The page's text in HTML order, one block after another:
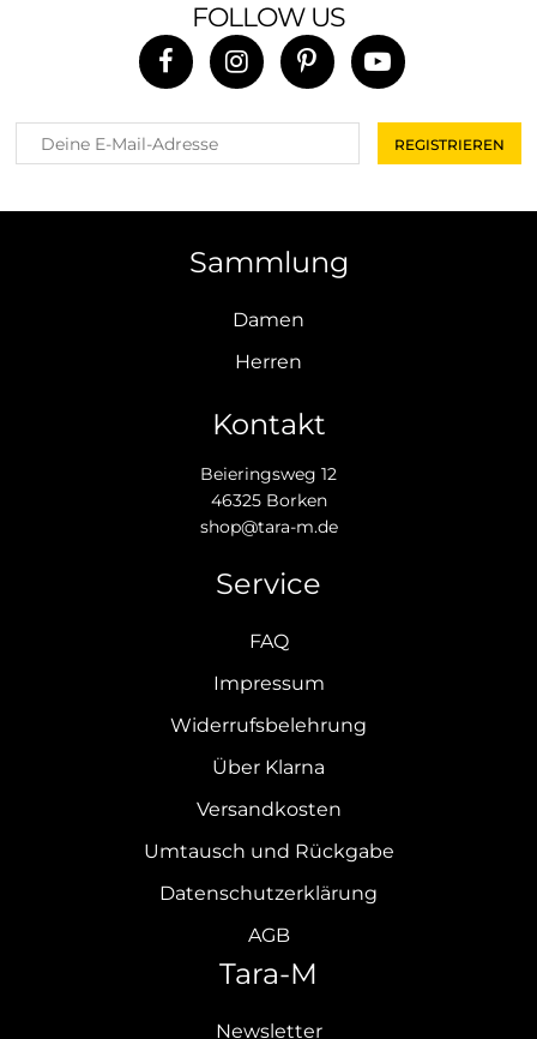
FOLLOW US
Sammlung
Damen
Herren
Kontakt
Beieringsweg 12
46325 Borken
shop@tara-m.de
Service
FAQ
Impressum
Widerrufsbelehrung
Über Klarna
Versandkosten
Umtausch und Rückgabe
Datenschutzerklärung
AGB
Tara-M
Newsletter